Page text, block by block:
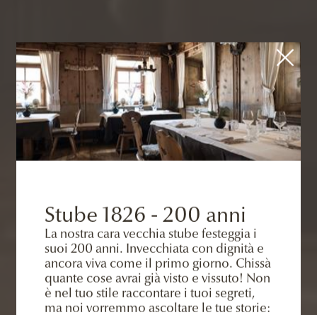
Stube 1826 - 200 anni
La nostra cara vecchia stube festeggia i
suoi 200 anni. Invecchiata con dignità e
ancora viva come il primo giorno. Chissà
quante cose avrai già visto e vissuto! Non
è nel tuo stile raccontare i tuoi segreti,
ma noi vorremmo ascoltare le tue storie: